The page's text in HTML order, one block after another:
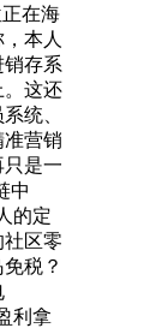
在海
本人
存系
。这还
统、
营销
是一
中
的定
区零
税？
利拿